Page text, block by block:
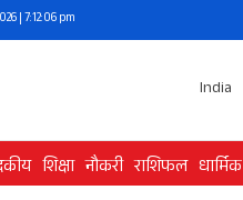
| 7:12:06 pm
India
शिक्षा नौकरी राशिफल धार्मिक